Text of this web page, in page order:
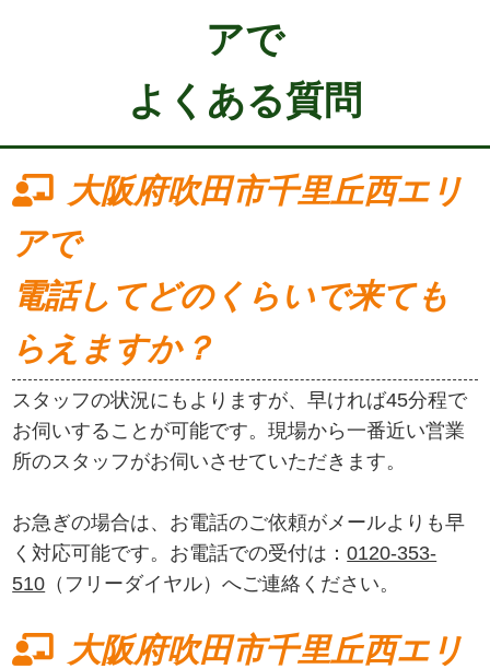
アで
よくある質問
大阪府吹田市千里丘西エリ
アで
電話してどのくらいで来ても
らえますか？
スタッフの状況にもよりますが、早ければ45分程で
お伺いすることが可能です。現場から一番近い営業
所のスタッフがお伺いさせていただきます。
お急ぎの場合は、お電話のご依頼がメールよりも早
く対応可能です。お電話での受付は：0120-353-
510 （フリーダイヤル）へご連絡ください。
大阪府吹田市千里丘西エリ